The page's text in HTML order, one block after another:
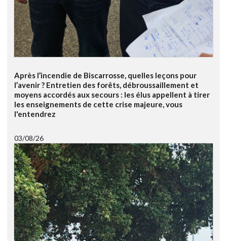
Après l’incendie de Biscarrosse, quelles leçons pour
l’avenir ? Entretien des forêts, débroussaillement et
moyens accordés aux secours : les élus appellent à tirer
les enseignements de cette crise majeure, vous
l'entendrez
03/08/26